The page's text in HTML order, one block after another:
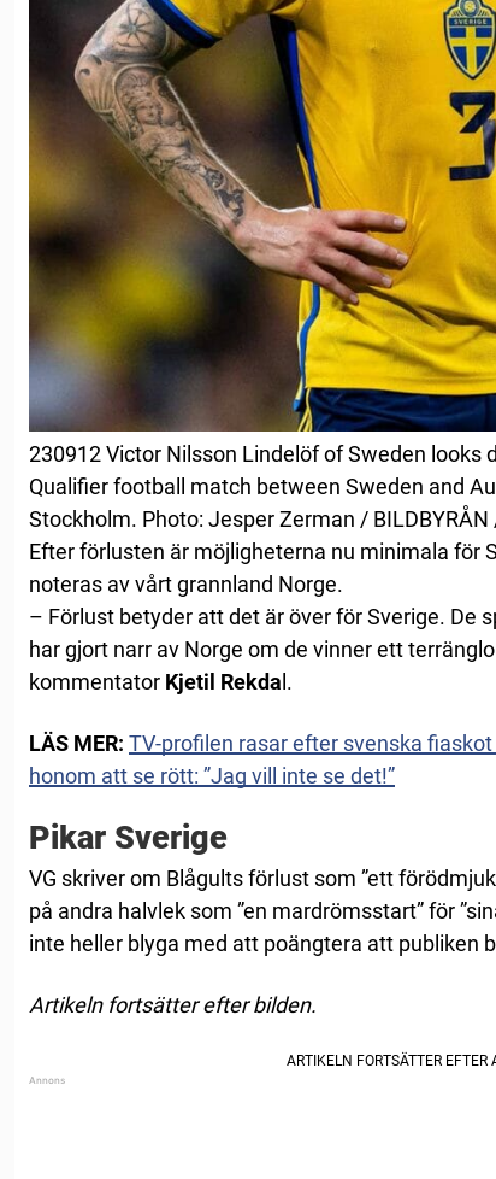
230912 Victor Nilsson Lindelöf of Sweden looks
Qualifier football match between Sweden and
Stockholm. Photo: Jesper Zerman /
Efter förlusten är möjligheterna nu minimala för
noteras av vårt grannland Norge.
– Förlust betyder att det är över för Sverige. De
har gjort narr av Norge om de vinner ett
kommentator Kjetil Rekda l.
LÄS MER: TV-profilen rasar efter svenska
honom att se rött: ”Jag vill inte se det!”
Pikar Sverige
VG skriver om Blågults förlust som ”ett
på andra halvlek som ”en mardrömsstart” för
inte heller blyga med att poängtera att publiken
Artikeln fortsätter efter bilden.